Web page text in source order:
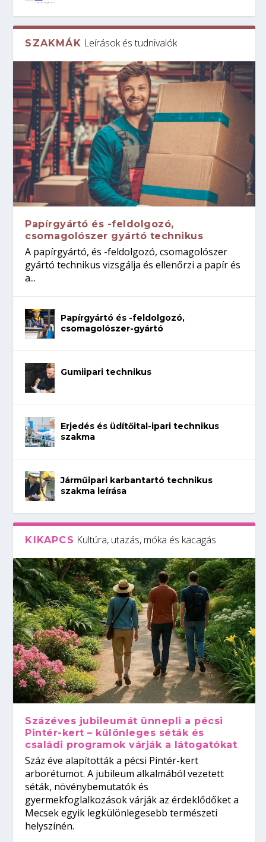
SZAKMÁK Leírások és tudnivalók
Papírgyártó és -feldolgozó,
csomagolószer gyártó technikus
A papírgyártó, és -feldolgozó, csomagolószer
gyártó technikus vizsgálja és ellenőrzi a papír és
a...
Papírgyártó és -feldolgozó,
csomagolószer-gyártó
Gumiipari technikus
Erjedés és üdítőital-ipari technikus
szakma
Járműipari karbantartó technikus
szakma leírása
KIKAPCS Kultúra, utazás, móka és kacagás
Százéves jubileumát ünnepli a pécsi
Pintér-kert – különleges séták és
családi programok várják a látogatókat
Száz éve alapították a pécsi Pintér-kert
arborétumot. A jubileum alkalmából vezetett
séták, növénybemutatók és
gyermekfoglalkozások várják az érdeklődőket a
Mecsek egyik legkülönlegesebb természeti
helyszínén.